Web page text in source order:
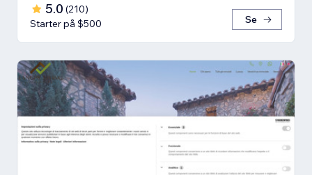
5.0 (210)
Starter på $500
Se